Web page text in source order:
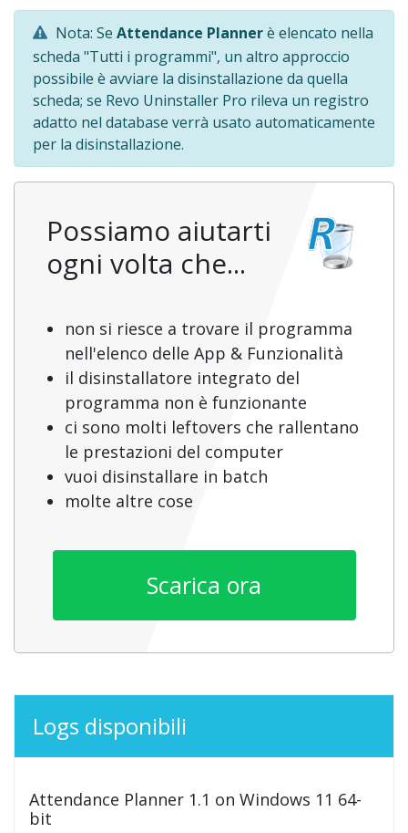
Nota: Se Attendance Plannerè elencato nella
scheda "Tutti i programmi", un altro approccio
possibile è avviare la disinstallazione da quella
scheda; se Revo Uninstaller Pro rileva un registro
adatto nel database verrà usato automaticamente
per la disinstallazione.
Possiamo aiutarti
ogni volta che...
non si riesce a trovare il programma
nell'elenco delle App & Funzionalità
il disinstallatore integrato del
programma non è funzionante
ci sono molti leftovers che rallentano
le prestazioni del computer
vuoi disinstallare in batch
molte altre cose
Scarica ora
Logs disponibili
Attendance Planner 1.1 on Windows 11 64-
bit